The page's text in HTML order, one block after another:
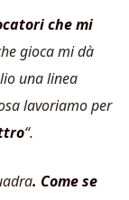
che mi
gioca mi dà
una linea
lavoriamo per
“.
. Come se